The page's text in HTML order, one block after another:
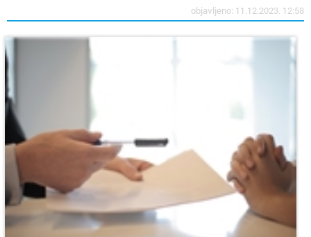
objavljeno: 11.12.2023. 12:58